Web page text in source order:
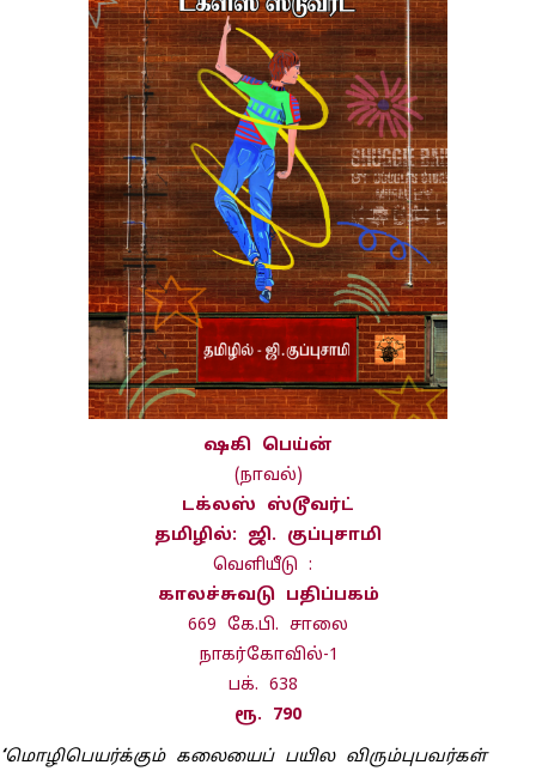
ஷகி பெய்ன்
(நாவல்)
டக்லஸ் ஸ்டூவர்ட்
தமிழில்: ஜி. குப்புசாமி
வெளியீடு :
காலச்சுவடு பதிப்பகம்
669 கே.பி. சாலை
நாகர்கோவில்-1
பக். 638
ரூ. 790
‘மொழிபெயர்க்கும் கலையைப் பயில விரும்புபவர்கள்